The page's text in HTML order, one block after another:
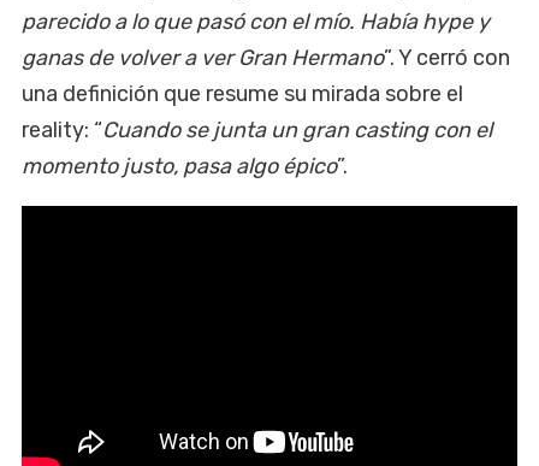
parecido a lo que pasó con el mío. Había hype y
ganas de volver a ver Gran Hermano”. Y cerró con
una definición que resume su mirada sobre el
reality: “Cuando se junta un gran casting con el
momento justo, pasa algo épico”.